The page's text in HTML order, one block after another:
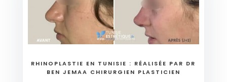
RHINOPLASTIE EN TUNISIE : RÉALISÉE PAR DR
BEN JEMAA CHIRURGIEN PLASTICIEN